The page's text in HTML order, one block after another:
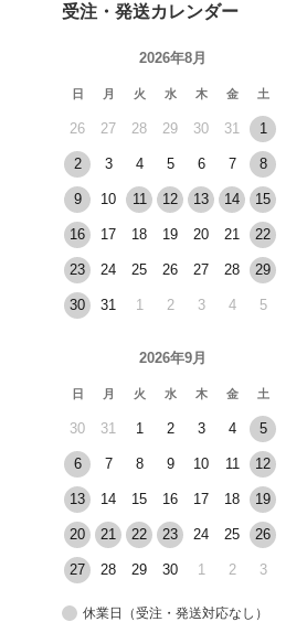
受注・発送カレンダー
2026年8月
日 月 火 水 木 金 土
26 27 28 29 30 31 1
2 3 4 5 6 7 8
9 10 11 12 13 14 15
16 17 18 19 20 21 22
23 24 25 26 27 28 29
30 31 1 2 3 4 5
2026年9月
日 月 火 水 木 金 土
30 31 1 2 3 4 5
6 7 8 9 10 11 12
13 14 15 16 17 18 19
20 21 22 23 24 25 26
27 28 29 30 1 2 3
休業日（受注・発送対応なし）